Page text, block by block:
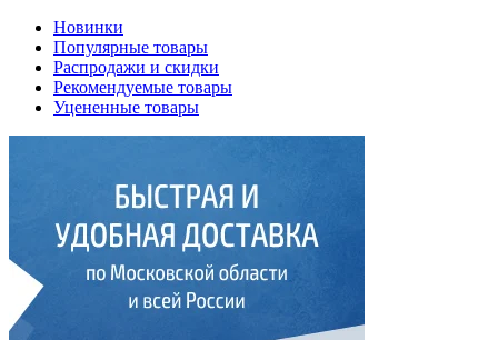
Новинки
Популярные товары
Распродажи и скидки
Рекомендуемые товары
Уцененные товары